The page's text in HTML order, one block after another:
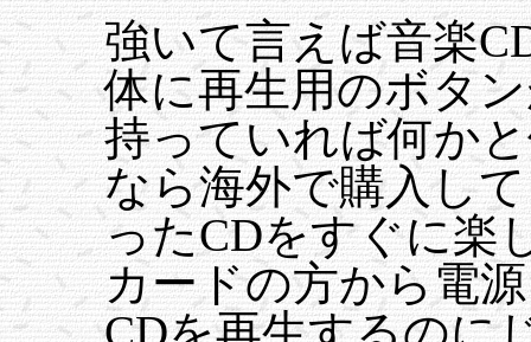
強いて言えば音楽
体に再生用のボタ
持っていれば何か
なら海外で購入し
ったCDをすぐに楽
カードの方から電